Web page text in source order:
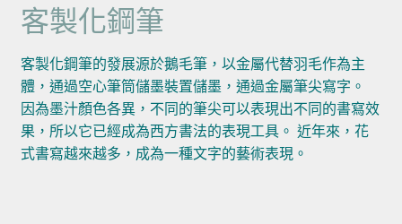
客製化鋼筆
客製化鋼筆的發展源於鵝毛筆，以金屬代替羽毛作為主
體，通過空心筆筒儲墨裝置儲墨，通過金屬筆尖寫字。
因為墨汁顏色各異，不同的筆尖可以表現出不同的書寫效
果，所以它已經成為西方書法的表現工具。 近年來，花
式書寫越來越多，成為一種文字的藝術表現。